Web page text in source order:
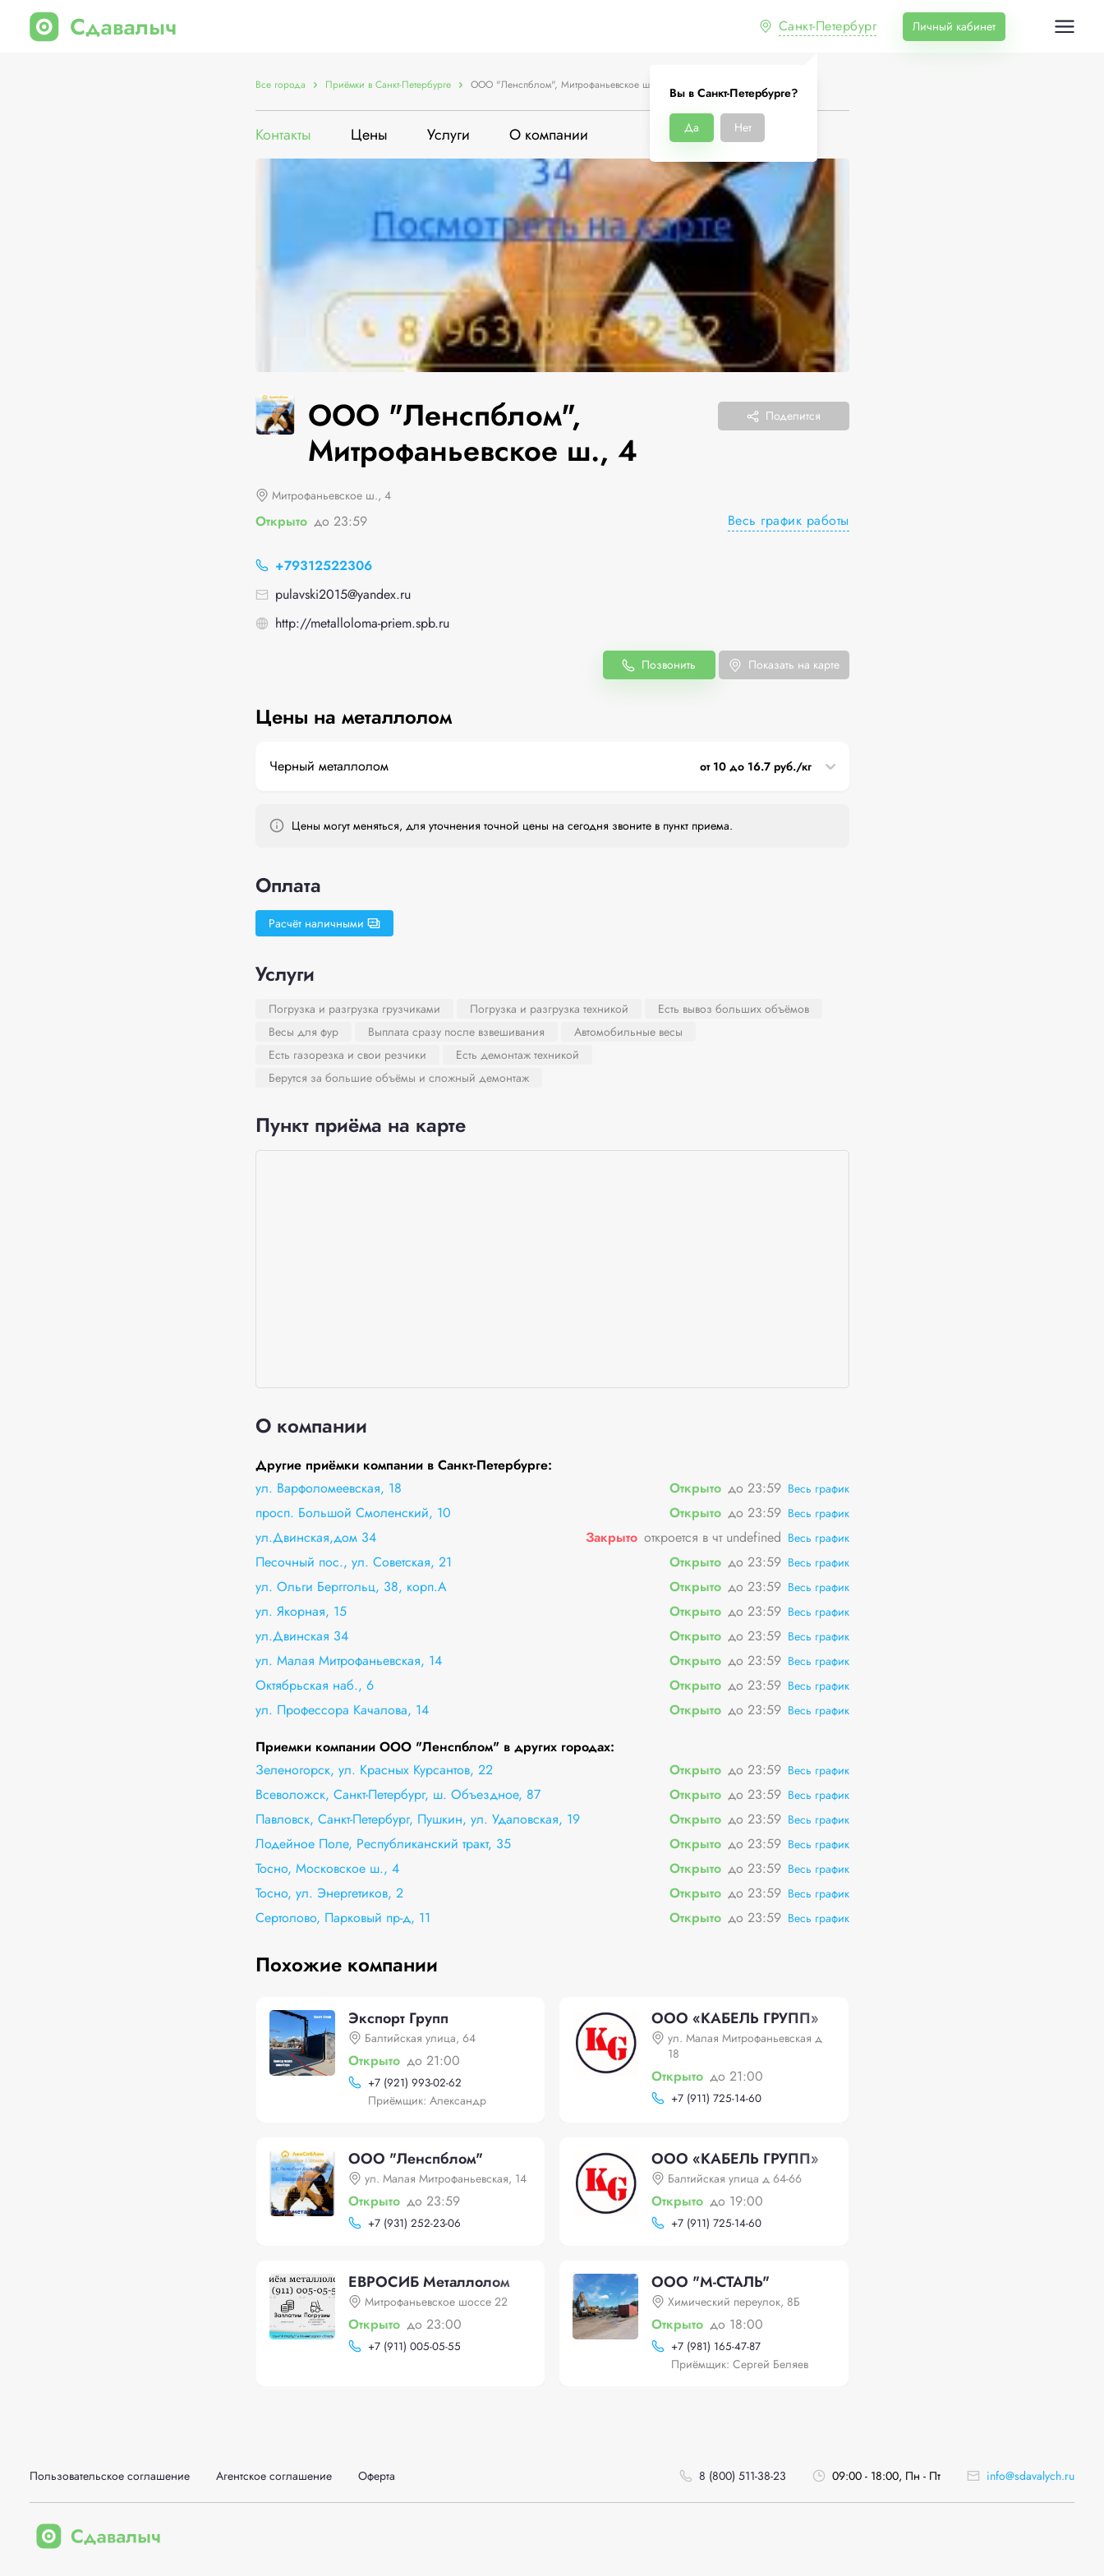
Санкт-Петербург
Вы в Санкт-Петербурге?
Да Нет
Личный кабинет
Все города Приёмки в Санкт-Петербурге ООО "Ленспблом", Митрофаньевское ш., 4
Контакты Цены Услуги О компании
ООО "Ленспблом",
Митрофаньевское ш., 4
Поделится
Митрофаньевское ш., 4
Открыто до 23:59 Весь график работы
+79312522306
pulavski2015@yandex.ru
http://metalloloma-priem.spb.ru
Позвонить Показать на карте
Цены на металлолом
Черный металлолом от 10 до 16.7 руб./кг
Цены могут меняться, для уточнения точной цены на сегодня звоните в пункт приема.
Оплата
Расчёт наличными
Услуги
Погрузка и разгрузка грузчиками Погрузка и разгрузка техникой
Есть вывоз больших объёмов
Весы для фур
Выплата сразу после взвешивания
Автомобильные весы
Есть газорезка и свои резчики
Есть демонтаж техникой
Берутся за большие объёмы и сложный демонтаж
Пункт приёма на карте
О компании
Другие приёмки компании в Санкт-Петербурге:
ул. Варфоломеевская, 18
Открыто до 23:59 Весь график
просп. Большой Смоленский, 10 Открыто до 23:59 Весь график
ул.Двинская,дом 34 Закрыто откроется в чт undefined Весь график
Песочный пос., ул. Советская, 21 Открыто до 23:59 Весь график
ул. Ольги Берггольц, 38, корп.А Открыто до 23:59 Весь график
ул. Якорная, 15 Открыто до 23:59 Весь график
ул.Двинская 34 Открыто до 23:59 Весь график
ул. Малая Митрофаньевская, 14 Открыто до 23:59 Весь график
Октябрьская наб., 6 Открыто до 23:59 Весь график
ул. Профессора Качалова, 14 Открыто до 23:59 Весь график
Приемки компании ООО "Ленспблом" в других городах:
Зеленогорск, ул. Красных Курсантов, 22
Открыто до 23:59 Весь график
Всеволожск, Санкт-Петербург, ш. Объездное, 87 Открыто до 23:59 Весь график
Павловск, Санкт-Петербург, Пушкин, ул. Удаловская, 19 Открыто до 23:59 Весь график
Лодейное Поле, Республиканский тракт, 35 Открыто до 23:59 Весь график
Тосно, Московское ш., 4 Открыто до 23:59 Весь график
Тосно, ул. Энергетиков, 2 Открыто до 23:59 Весь график
Сертолово, Парковый пр-д, 11 Открыто до 23:59 Весь график
Похожие компании
Экспорт Групп
Балтийская улица, 64
Открыто до 21:00
+7 (921) 993-02-62
Приёмщик: Александр
ООО «КАБЕЛЬ ГРУПП»
ул. Малая Митрофаньевская д
18
Открыто до 21:00
+7 (911) 725-14-60
ООО "Ленспблом"
ул. Малая Митрофаньевская, 14
Открыто до 23:59
+7 (931) 252-23-06
ООО «КАБЕЛЬ ГРУПП»
Балтийская улица д 64-66
Открыто до 19:00
+7 (911) 725-14-60
ЕВРОСИБ Металлолом
Митрофаньевское шоссе 22
Открыто до 23:00
+7 (911) 005-05-55
ООО "М-СТАЛЬ"
Химический переулок, 8Б
Открыто до 18:00
+7 (981) 165-47-87
Приёмщик: Сергей Беляев
Пользовательское соглашение Агентское соглашение Оферта 8 (800) 511-38-23 09:00 - 18:00, Пн - Пт info@sdavalych.ru